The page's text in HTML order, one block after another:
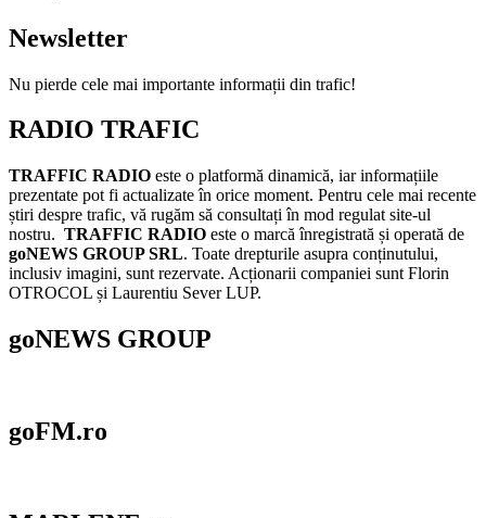
Newsletter
Nu pierde cele mai importante informații din trafic!
RADIO TRAFIC
TRAFFIC RADIO este o platformă dinamică, iar informațiile
prezentate pot fi actualizate în orice moment. Pentru cele mai recente
știri despre trafic, vă rugăm să consultați în mod regulat site-ul
nostru. TRAFFIC RADIO este o marcă înregistrată și operată de
goNEWS GROUP SRL. Toate drepturile asupra conținutului,
inclusiv imagini, sunt rezervate. Acționarii companiei sunt Florin
OTROCOL și Laurentiu Sever LUP.
goNEWS GROUP
goFM.ro